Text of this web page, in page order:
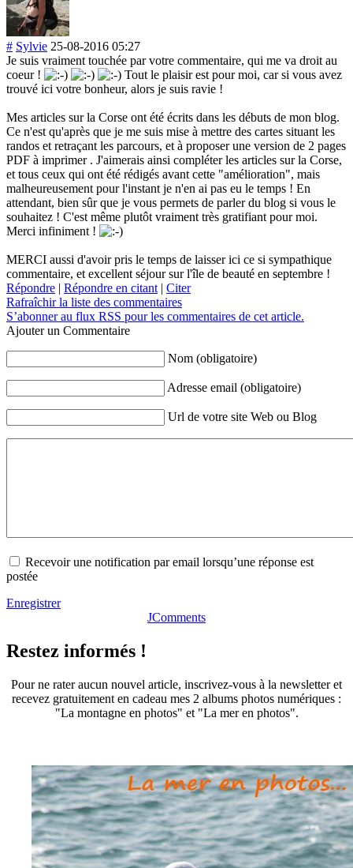
# Sylvie 25-08-2016 05:27
Je suis vraiment touchée par votre commentaire, qui me va droit au
coeur !
Tout le plaisir est pour moi, car si vous avez
trouvé ici votre bonheur, alors je suis ravie !
Mes articles sur la Corse ont été écrits dans les débuts de mon blog.
Ce n'est qu'après que je me suis mise à mettre des cartes situant les
randos et retraçant les parcours, et à proposer une version de 2 pages
PDF à imprimer . J'aimerais ainsi compléter les articles sur la Corse,
et tous ceux qui ont été rédigés avant cette "amélioration", mais
malheureusement pour l'instant je n'en ai pas eu le temps ! En
attendant, bien sûr que je vous permets de parler du blog si vous le
souhaitez ! C'est même plutôt vraiment très gratifiant pour moi.
Merci infiniment !
MERCI aussi d'avoir pris le temps de laisser ici ce si sympathique
commentaire, et excellent séjour sur l'île de beauté en septembre !
Répondre | Répondre en citant | Citer
Rafraîchir la liste des commentaires
S’abonner au flux RSS pour les commentaires de cet article.
Ajouter un Commentaire
Nom (obligatoire)
Adresse email (obligatoire)
Url de votre site Web ou Blog
Recevoir une notification par email lorsqu’une réponse est
postée
Enregistrer
JComments
Restez informés !
Pour ne rater aucun nouvel article, inscrivez-vous à la newsletter et
recevez gratuitement en cadeau mes 2 albums photos numériques :
"La montagne en photos" et "La mer en photos".